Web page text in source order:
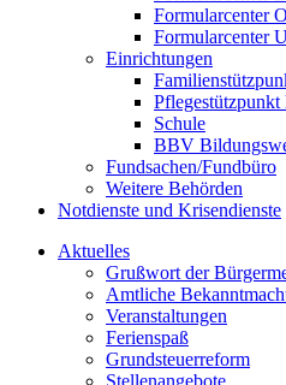
Formularcenter
Formularcenter
Einrichtungen
Schule
BBV
Fundsachen/Fundbüro
Weitere Behörden
Notdienste und Krisendienste
Aktuelles
Grußwort der
Amtliche
Veranstaltungen
Ferienspaß
Grundsteuerreform
Stellenangebote